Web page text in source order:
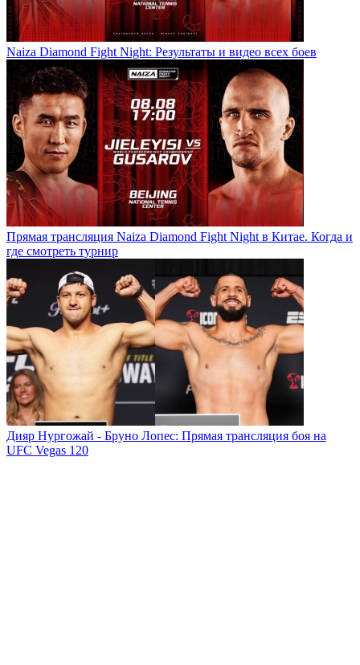
Naiza Diamond Fight Night: Результаты и видео всех боев
Прямая трансляция Naiza Diamond Fight Night в Китае. Когда и
где смотреть турнир
Дияр Нургожай - Бруно Лопес: Прямая трансляция боя на
UFC Vegas 120